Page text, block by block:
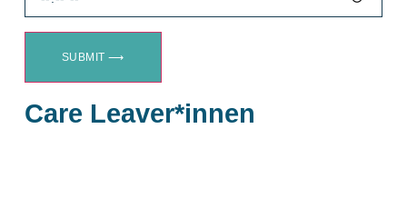
SUBMIT ⟶
Care Leaver*innen